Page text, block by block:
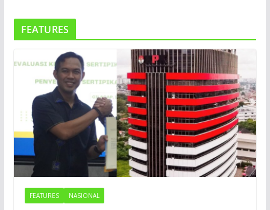
FEATURES
FEATURES NASIONAL